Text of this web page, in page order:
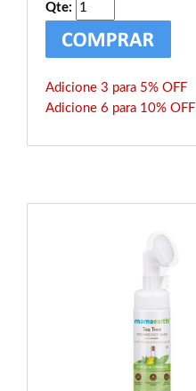
Qte:
Adicione 3 para 5% OFF
Adicione 6 para 10% OFF